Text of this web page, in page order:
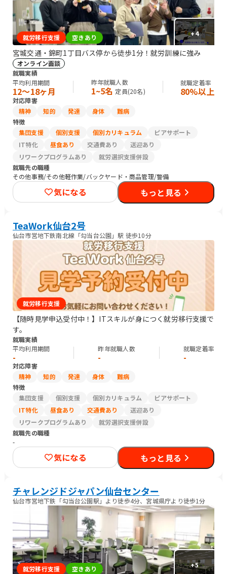
+4
就労移行支援 空きあり
宮城交通・錦町1丁目バス停から徒歩1分！就労訓練に強み
オンライン面談
就職実績
平均利用期間
12〜18ヶ月
昨年就職人数
1~5名 定員(20名)
就職定着率
80%以上
対応障害
精神
知的 発達 身体
難病
特徴
集団支援
個別支援 個別カリキュラム
ピアサポート
IT特化
昼食あり 交通費あり
送迎あり
リワークプログラムあり
就労選択支援併設
就職先の職種
その他事務/その他軽作業/バックヤード・商品管理/警備
気になる もっと見る
TeaWork仙台2号
仙台市営地下鉄南北線「勾当台公園」駅 徒歩10分
就労移行支援
【随時見学申込受付中！】ITスキルが身につく就労移行支援で
す。
就職実績
平均利用期間
-
昨年就職人数
-
就職定着率
-
対応障害
精神
知的 発達 身体
難病
特徴
集団支援
個別支援 個別カリキュラム
ピアサポート
IT特化
昼食あり 交通費あり
送迎あり
リワークプログラムあり
就労選択支援併設
就職先の職種
-
気になる もっと見る
チャレンジドジャパン仙台センター
仙台市営地下鉄「勾当台公園駅」より徒歩4分、宮城県庁より徒歩1分
+5
就労移行支援 空きあり